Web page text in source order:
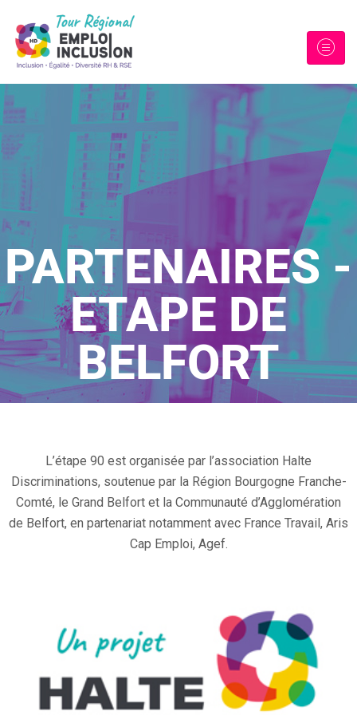
PARTENAIRES -
ETAPE DE
BELFORT
L’étape 90 est organisée par l’association Halte
Discriminations, soutenue par la Région Bourgogne Franche-
Comté, le Grand Belfort et la Communauté d’Agglomération
de Belfort, en partenariat notamment avec France Travail, Aris
Cap Emploi, Agef.